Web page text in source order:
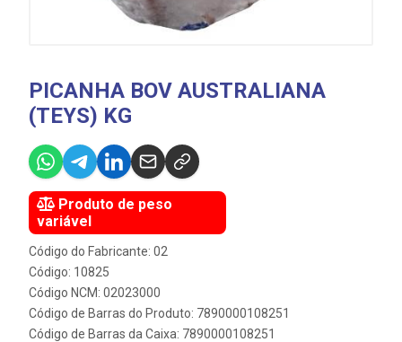
PICANHA BOV AUSTRALIANA
(TEYS) KG
Produto de peso
variável
Código do Fabricante: 02
Código: 10825
Código NCM: 02023000
Código de Barras do Produto: 7890000108251
Código de Barras da Caixa: 7890000108251